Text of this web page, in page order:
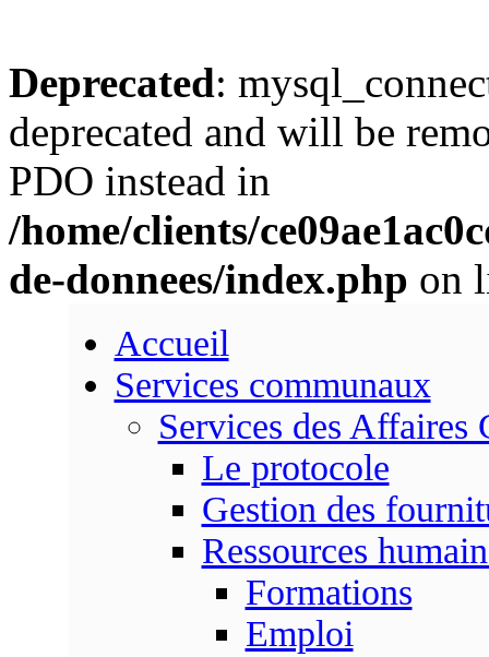
Deprecated:
deprecated and will be
PDO instead in
/home/clients/
de-donnees/index.php on
Accueil
Services communaux
Services des Affaires
Le protocole
Gestion des
Ressources
Formations
Emploi